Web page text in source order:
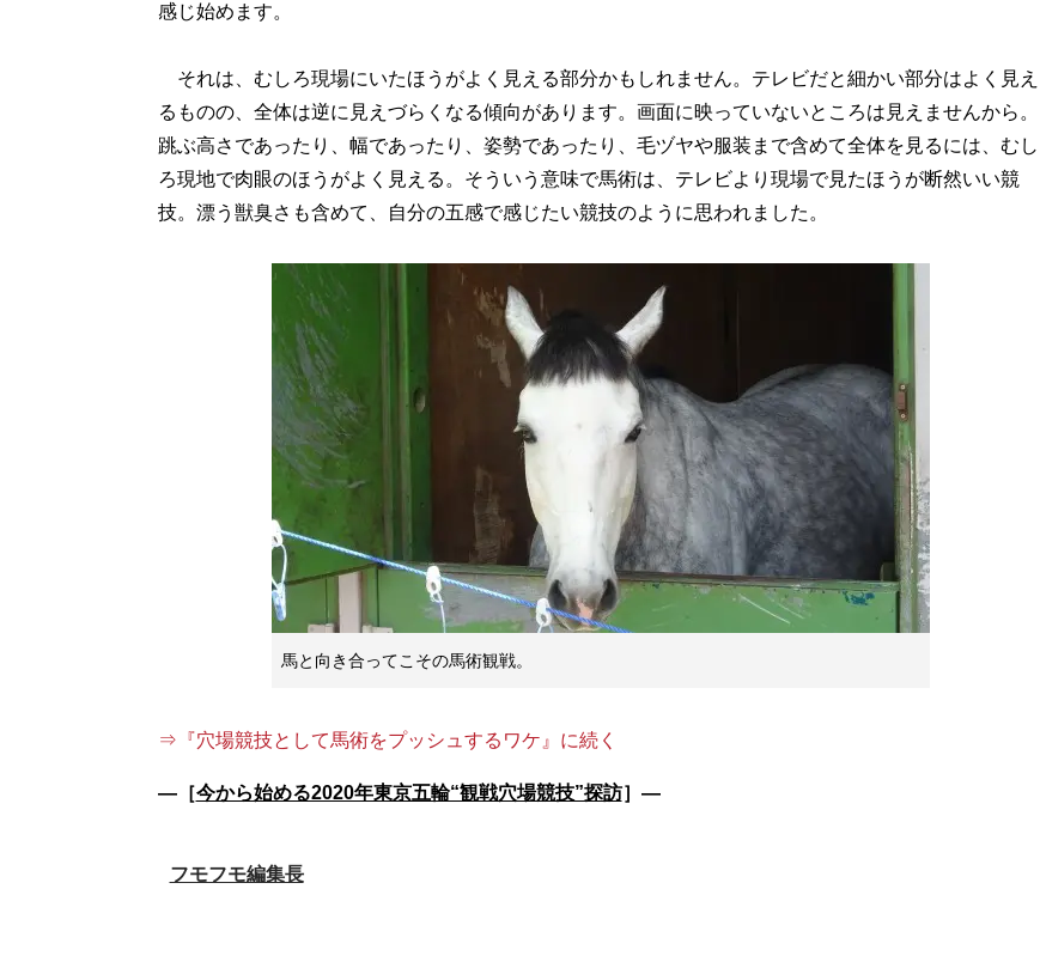
感じ始めます。
それは、むしろ現場にいたほうがよく見える部分かもしれません。テレビだと細かい部分はよく見え
るものの、全体は逆に見えづらくなる傾向があります。画面に映っていないところは見えませんから。
跳ぶ高さであったり、幅であったり、姿勢であったり、毛ヅヤや服装まで含めて全体を見るには、むし
ろ現地で肉眼のほうがよく見える。そういう意味で馬術は、テレビより現場で見たほうが断然いい競
技。漂う獣臭さも含めて、自分の五感で感じたい競技のように思われました。
馬と向き合ってこその馬術観戦。
⇒『穴場競技として馬術をプッシュするワケ』に続く
―［今から始める2020年東京五輪“観戦穴場競技”探訪］―
フモフモ編集長